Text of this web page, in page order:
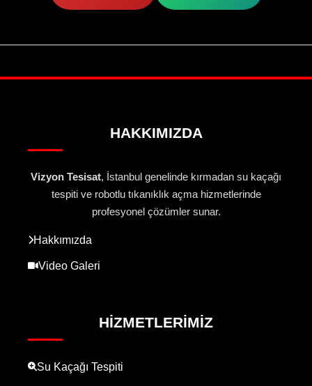
HAKKIMIZDA
Vizyon Tesisat, İstanbul genelinde kırmadan su kaçağı
tespiti ve robotlu tıkanıklık açma hizmetlerinde
profesyonel çözümler sunar.
Hakkımızda
Video Galeri
HIZMETLERIMIZ
Su Kaçağı Tespiti